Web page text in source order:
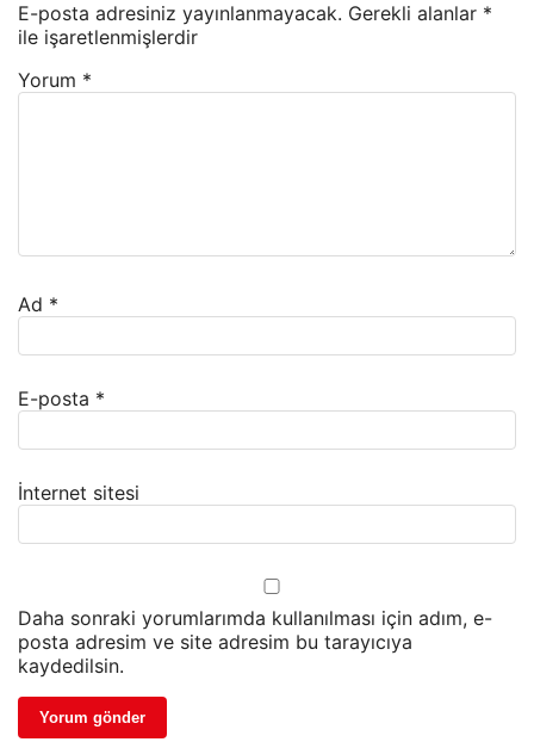
E-posta adresiniz yayınlanmayacak. Gerekli alanlar *
ile işaretlenmişlerdir
Yorum *
Ad *
E-posta *
İnternet sitesi
Daha sonraki yorumlarımda kullanılması için adım, e-
posta adresim ve site adresim bu tarayıcıya
kaydedilsin.